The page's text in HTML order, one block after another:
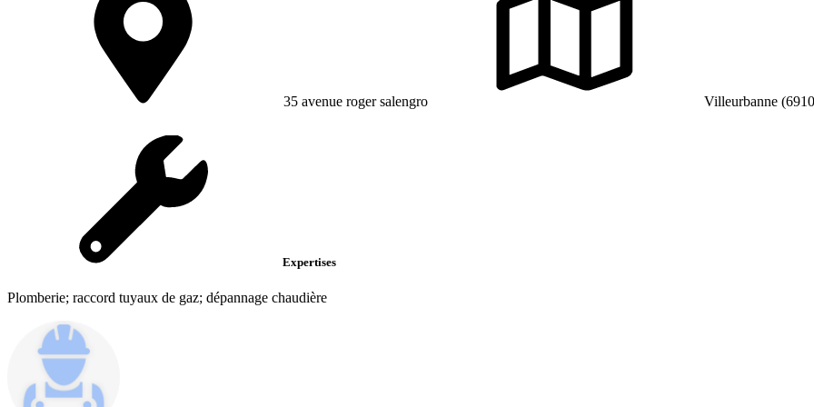
35 avenue roger salengro Villeurbanne
Expertises
Plomberie; raccord tuyaux de gaz; dépannage chaudière